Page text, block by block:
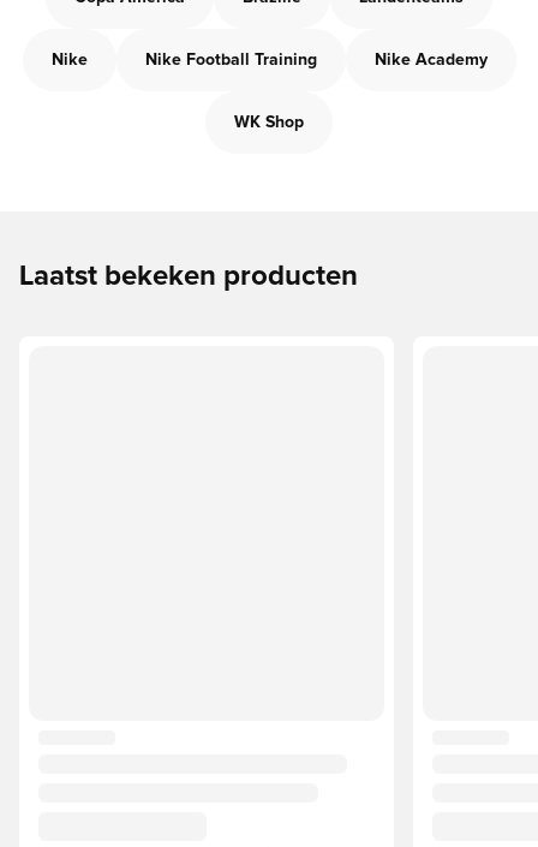
Nike Nike Football Training Nike Academy
WK Shop
Laatst bekeken producten